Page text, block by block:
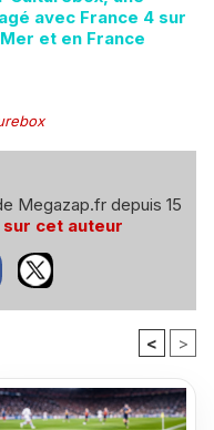
avec France 4 sur
et en France
Megazap.fr depuis 15
sur cet auteur
< >